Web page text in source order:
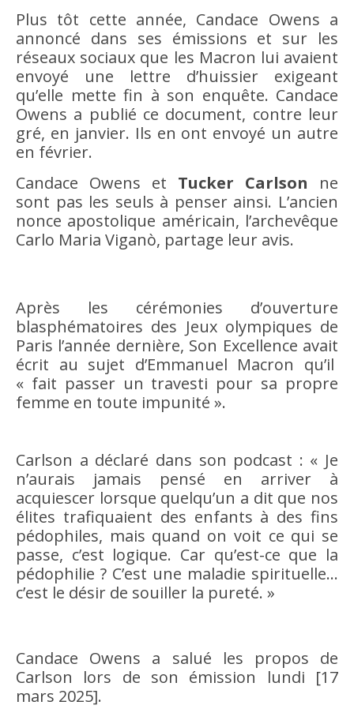
Plus tôt cette année, Candace Owens a
annoncé dans ses émissions et sur les
réseaux sociaux que les Macron lui avaient
envoyé une lettre d’huissier exigeant
qu’elle mette fin à son enquête. Candace
Owens a publié ce document, contre leur
gré, en janvier. Ils en ont envoyé un autre
en février.
Candace Owens et Tucker Carlson ne
sont pas les seuls à penser ainsi. L’ancien
nonce apostolique américain, l’archevêque
Carlo Maria Viganò, partage leur avis.
Après les cérémonies d’ouverture
blasphématoires des Jeux olympiques de
Paris l’année dernière, Son Excellence avait
écrit au sujet d’Emmanuel Macron qu’il
« fait passer un travesti pour sa propre
femme en toute impunité ».
Carlson a déclaré dans son podcast : « Je
n’aurais jamais pensé en arriver à
acquiescer lorsque quelqu’un a dit que nos
élites trafiquaient des enfants à des fins
pédophiles, mais quand on voit ce qui se
passe, c’est logique. Car qu’est-ce que la
pédophilie ? C’est une maladie spirituelle…
c’est le désir de souiller la pureté. »
Candace Owens a salué les propos de
Carlson lors de son émission lundi [17
mars 2025].